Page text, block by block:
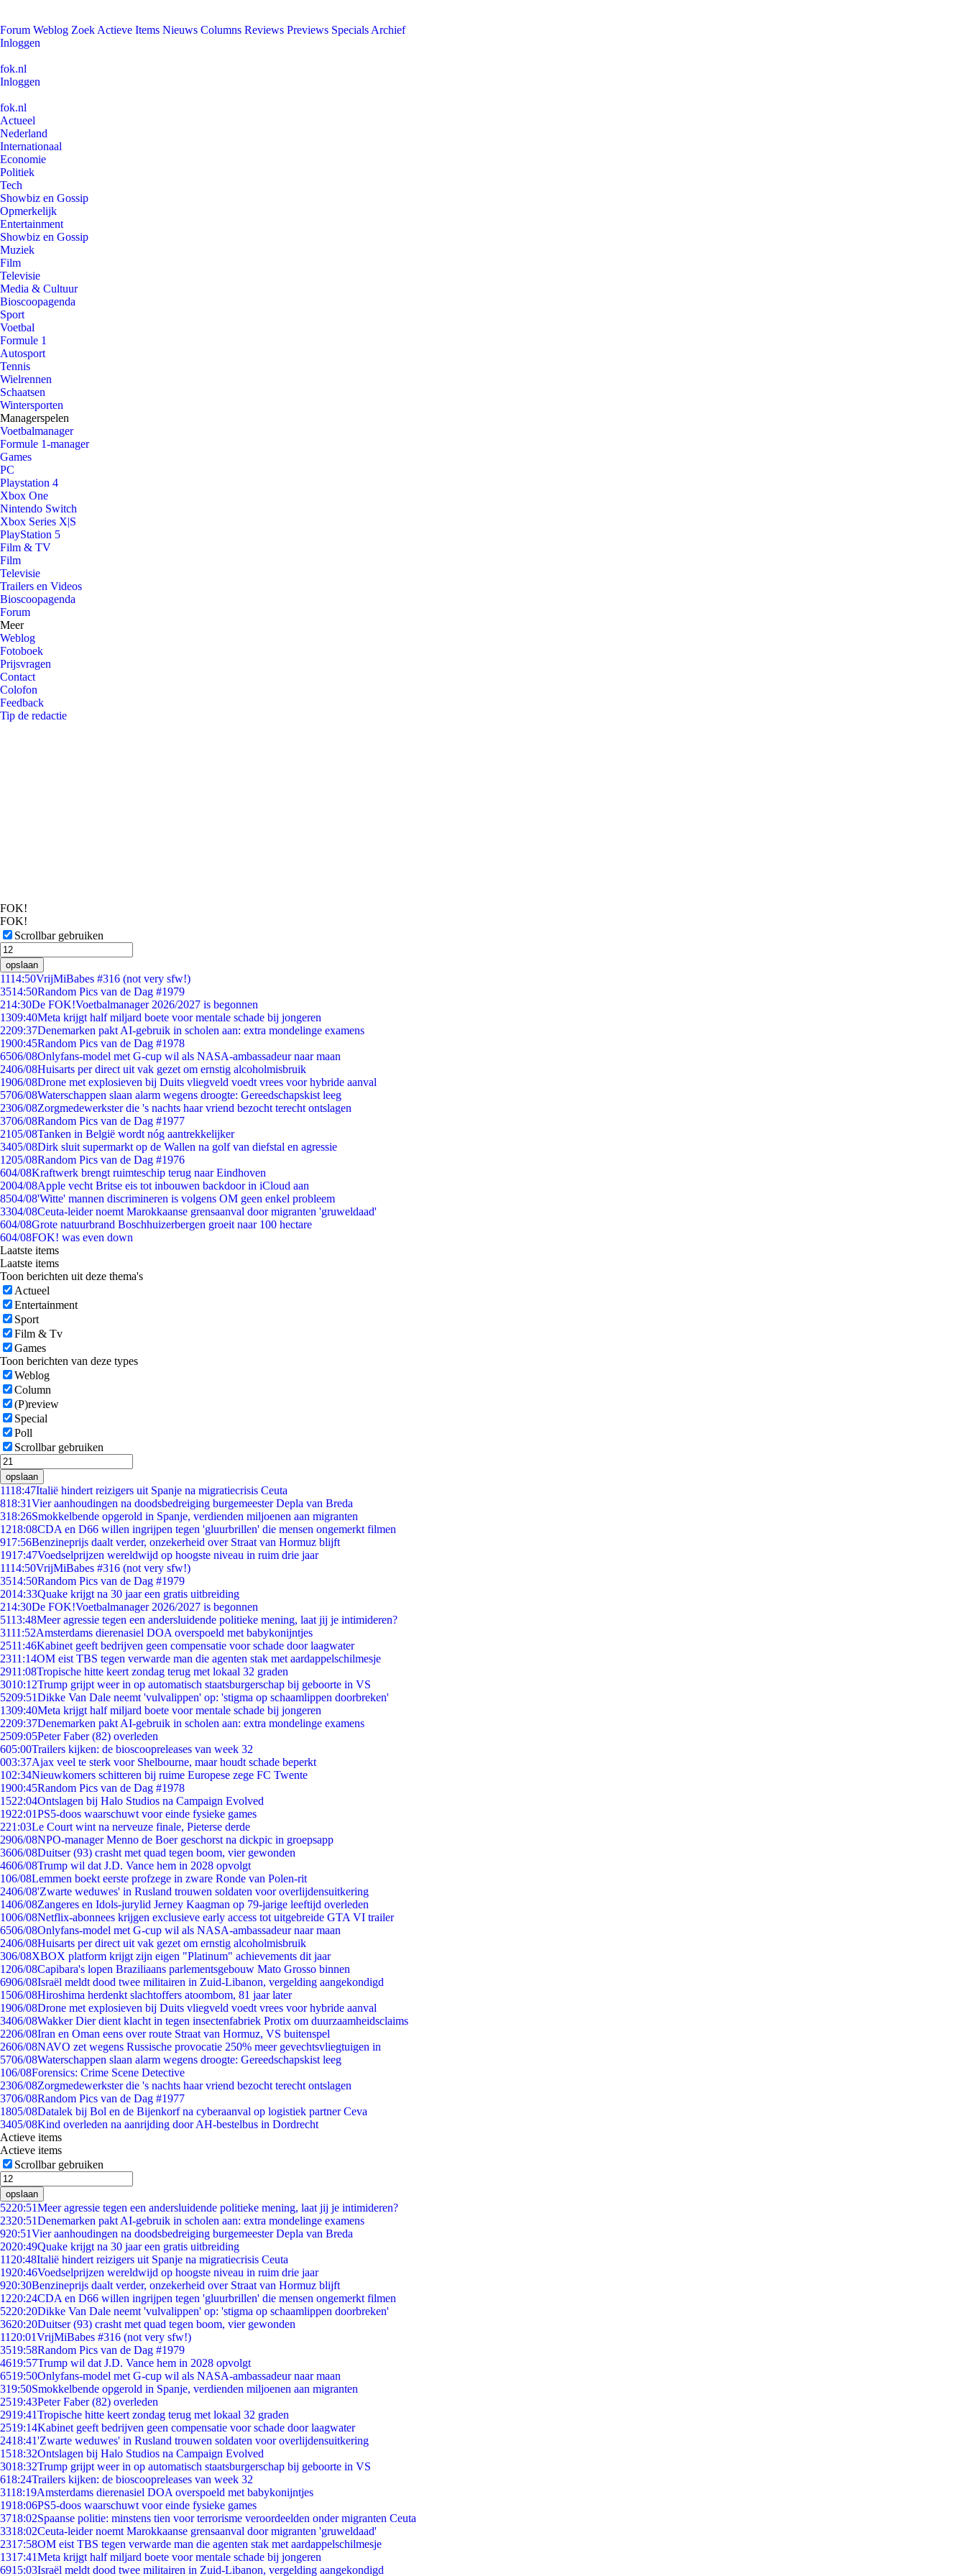
Forum Weblog Zoek Actieve Items Nieuws Columns Reviews Previews Specials Archief
Inloggen
fok.nl
Inloggen
fok.nl
Actueel
Nederland
Internationaal
Economie
Politiek
Tech
Showbiz en Gossip
Opmerkelijk
Entertainment
Showbiz en Gossip
Muziek
Film
Televisie
Media & Cultuur
Bioscoopagenda
Sport
Voetbal
Formule 1
Autosport
Tennis
Wielrennen
Schaatsen
Wintersporten
Managerspelen
Voetbalmanager
Formule 1-manager
Games
PC
Playstation 4
Xbox One
Nintendo Switch
Xbox Series X|S
PlayStation 5
Film & TV
Film
Televisie
Trailers en Videos
Bioscoopagenda
Forum
Meer
Weblog
Fotoboek
Prijsvragen
Contact
Colofon
Feedback
Tip de redactie
FOK!
FOK!
Scrollbar gebruiken
opslaan
1114:50VrijMiBabes #316 (not very sfw!)
3514:50Random Pics van de Dag #1979
214:30De FOK!Voetbalmanager 2026/2027 is begonnen
1309:40Meta krijgt half miljard boete voor mentale schade bij jongeren
2209:37Denemarken pakt AI-gebruik in scholen aan: extra mondelinge examens
1900:45Random Pics van de Dag #1978
6506/08Onlyfans-model met G-cup wil als NASA-ambassadeur naar maan
2406/08Huisarts per direct uit vak gezet om ernstig alcoholmisbruik
1906/08Drone met explosieven bij Duits vliegveld voedt vrees voor hybride aanval
5706/08Waterschappen slaan alarm wegens droogte: Gereedschapskist leeg
2306/08Zorgmedewerkster die 's nachts haar vriend bezocht terecht ontslagen
3706/08Random Pics van de Dag #1977
2105/08Tanken in België wordt nóg aantrekkelijker
3405/08Dirk sluit supermarkt op de Wallen na golf van diefstal en agressie
1205/08Random Pics van de Dag #1976
604/08Kraftwerk brengt ruimteschip terug naar Eindhoven
2004/08Apple vecht Britse eis tot inbouwen backdoor in iCloud aan
8504/08'Witte' mannen discrimineren is volgens OM geen enkel probleem
3304/08Ceuta-leider noemt Marokkaanse grensaanval door migranten 'gruweldaad'
604/08Grote natuurbrand Boschhuizerbergen groeit naar 100 hectare
604/08FOK! was even down
Laatste items
Laatste items
Toon berichten uit deze thema's
Actueel
Entertainment
Sport
Film & Tv
Games
Toon berichten van deze types
Weblog
Column
(P)review
Special
Poll
Scrollbar gebruiken
opslaan
1118:47Italië hindert reizigers uit Spanje na migratiecrisis Ceuta
818:31Vier aanhoudingen na doodsbedreiging burgemeester Depla van Breda
318:26Smokkelbende opgerold in Spanje, verdienden miljoenen aan migranten
1218:08CDA en D66 willen ingrijpen tegen 'gluurbrillen' die mensen ongemerkt filmen
917:56Benzineprijs daalt verder, onzekerheid over Straat van Hormuz blijft
1917:47Voedselprijzen wereldwijd op hoogste niveau in ruim drie jaar
1114:50VrijMiBabes #316 (not very sfw!)
3514:50Random Pics van de Dag #1979
2014:33Quake krijgt na 30 jaar een gratis uitbreiding
214:30De FOK!Voetbalmanager 2026/2027 is begonnen
5113:48Meer agressie tegen een andersluidende politieke mening, laat jij je intimideren?
3111:52Amsterdams dierenasiel DOA overspoeld met babykonijntjes
2511:46Kabinet geeft bedrijven geen compensatie voor schade door laagwater
2311:14OM eist TBS tegen verwarde man die agenten stak met aardappelschilmesje
2911:08Tropische hitte keert zondag terug met lokaal 32 graden
3010:12Trump grijpt weer in op automatisch staatsburgerschap bij geboorte in VS
5209:51Dikke Van Dale neemt 'vulvalippen' op: 'stigma op schaamlippen doorbreken'
1309:40Meta krijgt half miljard boete voor mentale schade bij jongeren
2209:37Denemarken pakt AI-gebruik in scholen aan: extra mondelinge examens
2509:05Peter Faber (82) overleden
605:00Trailers kijken: de bioscoopreleases van week 32
003:37Ajax veel te sterk voor Shelbourne, maar houdt schade beperkt
102:34Nieuwkomers schitteren bij ruime Europese zege FC Twente
1900:45Random Pics van de Dag #1978
1522:04Ontslagen bij Halo Studios na Campaign Evolved
1922:01PS5-doos waarschuwt voor einde fysieke games
221:03Le Court wint na nerveuze finale, Pieterse derde
2906/08NPO-manager Menno de Boer geschorst na dickpic in groepsapp
3606/08Duitser (93) crasht met quad tegen boom, vier gewonden
4606/08Trump wil dat J.D. Vance hem in 2028 opvolgt
106/08Lemmen boekt eerste profzege in zware Ronde van Polen-rit
2406/08'Zwarte weduwes' in Rusland trouwen soldaten voor overlijdensuitkering
1406/08Zangeres en Idols-jurylid Jerney Kaagman op 79-jarige leeftijd overleden
1006/08Netflix-abonnees krijgen exclusieve early access tot uitgebreide GTA VI trailer
6506/08Onlyfans-model met G-cup wil als NASA-ambassadeur naar maan
2406/08Huisarts per direct uit vak gezet om ernstig alcoholmisbruik
306/08XBOX platform krijgt zijn eigen "Platinum" achievements dit jaar
1206/08Capibara's lopen Braziliaans parlementsgebouw Mato Grosso binnen
6906/08Israël meldt dood twee militairen in Zuid-Libanon, vergelding aangekondigd
1506/08Hiroshima herdenkt slachtoffers atoombom, 81 jaar later
1906/08Drone met explosieven bij Duits vliegveld voedt vrees voor hybride aanval
3406/08Wakker Dier dient klacht in tegen insectenfabriek Protix om duurzaamheidsclaims
2206/08Iran en Oman eens over route Straat van Hormuz, VS buitenspel
2606/08NAVO zet wegens Russische provocatie 250% meer gevechtsvliegtuigen in
5706/08Waterschappen slaan alarm wegens droogte: Gereedschapskist leeg
106/08Forensics: Crime Scene Detective
2306/08Zorgmedewerkster die 's nachts haar vriend bezocht terecht ontslagen
3706/08Random Pics van de Dag #1977
1805/08Datalek bij Bol en de Bijenkorf na cyberaanval op logistiek partner Ceva
3405/08Kind overleden na aanrijding door AH-bestelbus in Dordrecht
Actieve items
Actieve items
Scrollbar gebruiken
opslaan
5220:51Meer agressie tegen een andersluidende politieke mening, laat jij je intimideren?
2320:51Denemarken pakt AI-gebruik in scholen aan: extra mondelinge examens
920:51Vier aanhoudingen na doodsbedreiging burgemeester Depla van Breda
2020:49Quake krijgt na 30 jaar een gratis uitbreiding
11 20:48Italië hindert reizigers uit Spanje na migratiecrisis Ceuta
1920:46Voedselprijzen wereldwijd op hoogste niveau in ruim drie jaar
920:30Benzineprijs daalt verder, onzekerheid over Straat van Hormuz blijft
1220:24CDA en D66 willen ingrijpen tegen 'gluurbrillen' die mensen ongemerkt filmen
5220:20Dikke Van Dale neemt 'vulvalippen' op: 'stigma op schaamlippen doorbreken'
3620:20Duitser (93) crasht met quad tegen boom, vier gewonden
11 20:01VrijMiBabes #316 (not very sfw!)
3519:58Random Pics van de Dag #1979
4619:57Trump wil dat J.D. Vance hem in 2028 opvolgt
6519:50Onlyfans-model met G-cup wil als NASA-ambassadeur naar maan
319:50Smokkelbende opgerold in Spanje, verdienden miljoenen aan migranten
2519:43Peter Faber (82) overleden
2919:41Tropische hitte keert zondag terug met lokaal 32 graden
2519:14Kabinet geeft bedrijven geen compensatie voor schade door laagwater
2418:41'Zwarte weduwes' in Rusland trouwen soldaten voor overlijdensuitkering
1518:32Ontslagen bij Halo Studios na Campaign Evolved
3018:32Trump grijpt weer in op automatisch staatsburgerschap bij geboorte in VS
618:24Trailers kijken: de bioscoopreleases van week 32
3118:19Amsterdams dierenasiel DOA overspoeld met babykonijntjes
1918:06PS5-doos waarschuwt voor einde fysieke games
3718:02Spaanse politie: minstens tien voor terrorisme veroordeelden onder migranten Ceuta
3318:02Ceuta-leider noemt Marokkaanse grensaanval door migranten 'gruweldaad'
2317:58OM eist TBS tegen verwarde man die agenten stak met aardappelschilmesje
1317:41Meta krijgt half miljard boete voor mentale schade bij jongeren
6915:03Israël meldt dood twee militairen in Zuid-Libanon, vergelding aangekondigd